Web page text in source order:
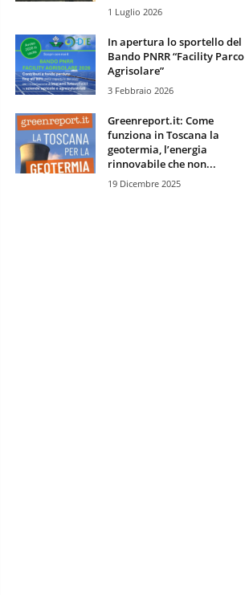
1 Luglio 2026
In apertura lo sportello del
Bando PNRR “Facility Parco
Agrisolare”
3 Febbraio 2026
Greenreport.it: Come
funziona in Toscana la
geotermia, l’energia
rinnovabile che non...
19 Dicembre 2025